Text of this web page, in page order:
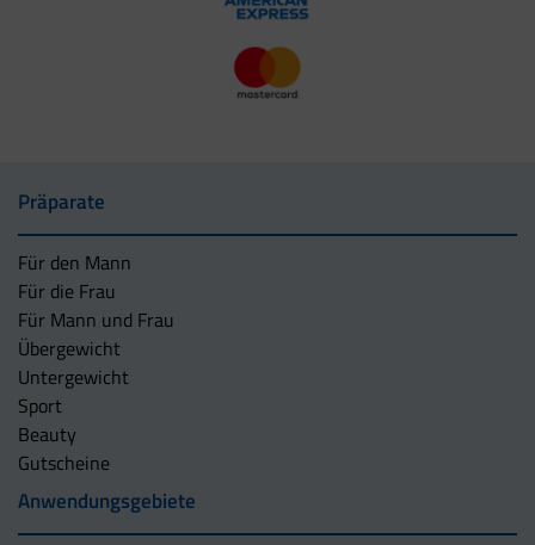
Präparate
Für den Mann
Für die Frau
Für Mann und Frau
Übergewicht
Untergewicht
Sport
Beauty
Gutscheine
Anwendungsgebiete